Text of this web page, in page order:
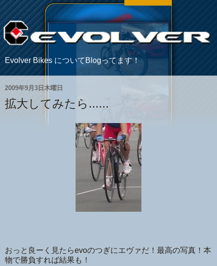
Evolver Bikes についてBlogってます！
2009年9月3日木曜日
拡大してみたら......
おっと良ーく見たらevoのつぎにエヴァだ！最高の写真！本
物で勝負すれば結果も！